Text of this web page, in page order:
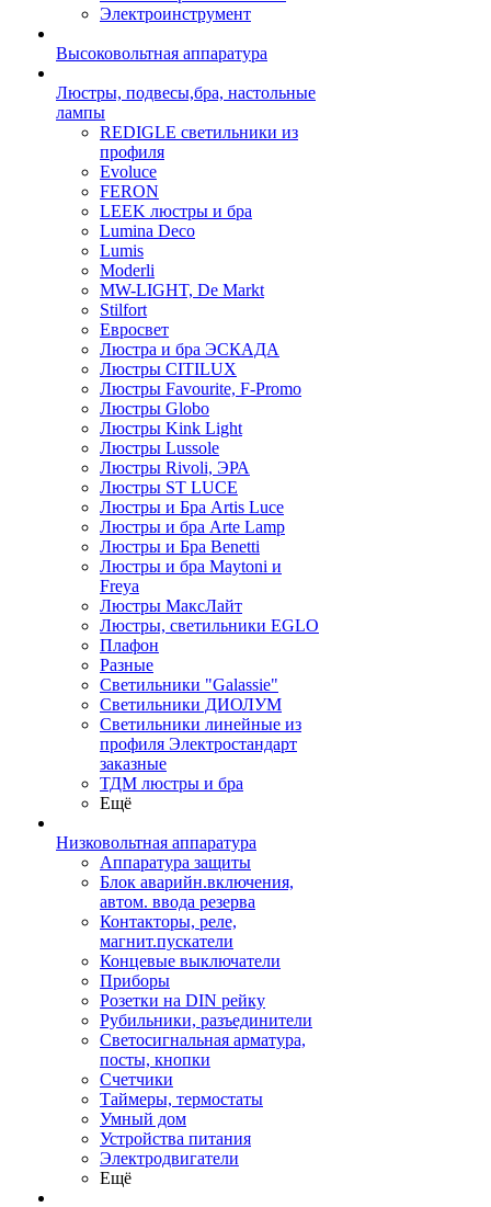
Электроинструмент
Высоковольтная аппаратура
Люстры, подвесы,бра, настольные
лампы
REDIGLE светильники из
профиля
Evoluce
FERON
LEEK люстры и бра
Lumina Deco
Lumis
Moderli
MW-LIGHT, De Markt
Stilfort
Евросвет
Люстра и бра ЭСКАДА
Люстры CITILUX
Люстры Favourite, F-Promo
Люстры Globo
Люстры Kink Light
Люстры Lussole
Люстры Rivoli, ЭРА
Люстры ST LUCE
Люстры и Бра Artis Luce
Люстры и бра Arte Lamp
Люстры и Бра Benetti
Люстры и бра Maytoni и
Freya
Люстры МаксЛайт
Люстры, светильники EGLO
Плафон
Разные
Светильники "Galassie"
Светильники ДИОЛУМ
Светильники линейные из
профиля Электростандарт
заказные
ТДМ люстры и бра
Ещё
Низковольтная аппаратура
Аппаратура защиты
Блок аварийн.включения,
автом. ввода резерва
Контакторы, реле,
магнит.пускатели
Концевые выключатели
Приборы
Розетки на DIN рейку
Рубильники, разъединители
Светосигнальная арматура,
посты, кнопки
Счетчики
Таймеры, термостаты
Умный дом
Устройства питания
Электродвигатели
Ещё